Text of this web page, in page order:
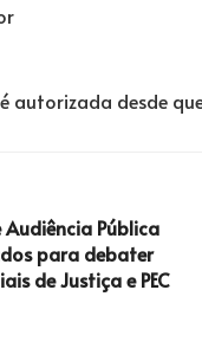
autorizada desde
Audiência Pública
para debater
de Justiça e PEC